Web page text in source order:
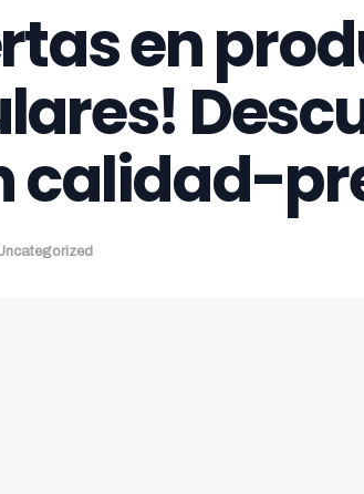
en
calidad-